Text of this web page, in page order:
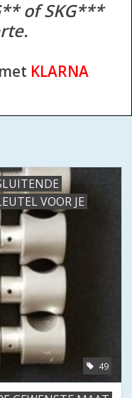
of SKG***
KLARNA
VOOR JE
49